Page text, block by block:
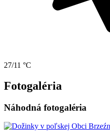
27/11 °C
Fotogaléria
Náhodná fotogaléria